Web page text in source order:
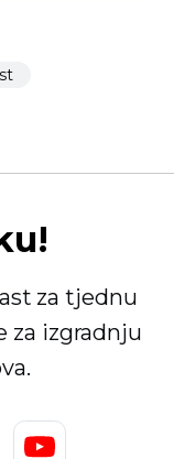
za tjednu
za izgradnju